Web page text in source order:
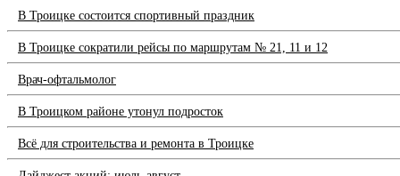
В Троицке состоится спортивный праздник
В Троицке сократили рейсы по маршрутам № 21, 11 и 12
Врач-офтальмолог
В Троицком районе утонул подросток
Всё для строительства и ремонта в Троицке